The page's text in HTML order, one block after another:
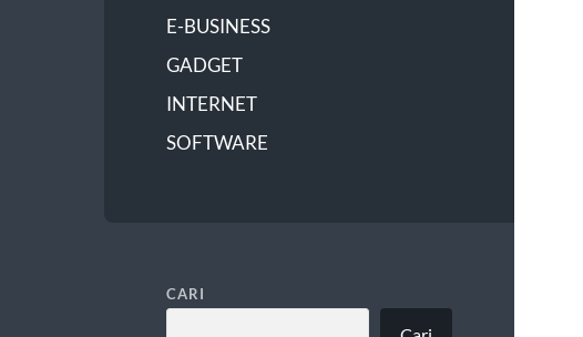
E-BUSINESS
GADGET
INTERNET
SOFTWARE
CARI